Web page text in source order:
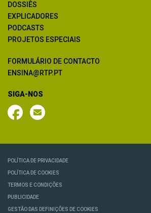
DOSSIÊS
EXPLICADORES
PODCASTS
PROJETOS ESPECIAIS
FORMULÁRIO DE CONTACTO
ENSINA@RTP.PT
SIGA-NOS
POLÍTICA DE PRIVACIDADE
POLÍTICA DE COOKIES
TERMOS E CONDIÇÕES
PUBLICIDADE
GESTÃO DAS DEFINIÇÕES DE COOKIES